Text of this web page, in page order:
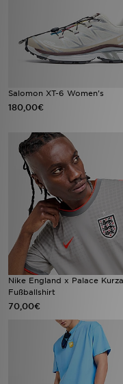
Salomon XT-6 Women's
180,00€
Nike England x Palace
Fußballshirt
70,00€